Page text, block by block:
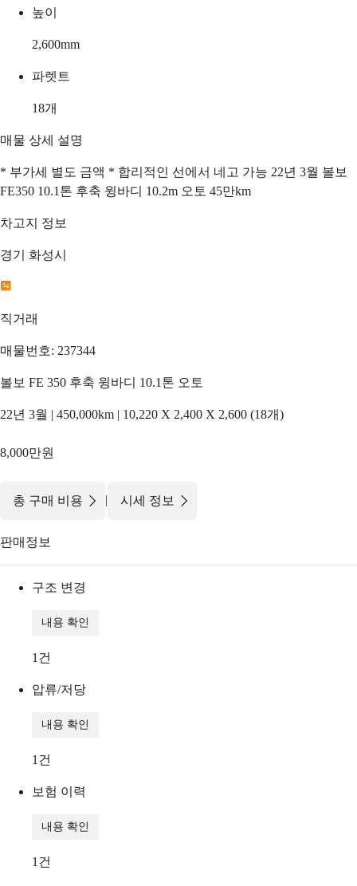
높이
2,600mm
파렛트
18개
매물 상세 설명
* 부가세 별도 금액 * 합리적인 선에서 네고 가능 22년 3월 볼보
FE350 10.1톤 후축 윙바디 10.2m 오토 45만km
차고지 정보
경기 화성시
직거래
매물번호: 237344
볼보 FE 350 후축 윙바디 10.1톤 오토
22년 3월 | 450,000km | 10,220 X 2,400 X 2,600 (18개)
8,000만원
총 구매 비용 | 시세 정보
판매정보
구조 변경
내용 확인
1 건
압류/저당
내용 확인
1 건
보험 이력
내용 확인
1 건